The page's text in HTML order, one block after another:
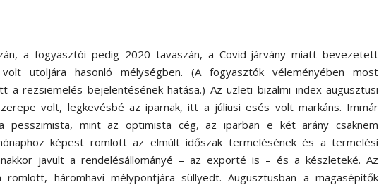
a fogyasztói pedig 2020 tavaszán, a Covid-járvány miatt bevezetett
utoljára hasonló mélységben. (A fogyasztók véleményében most
a rezsiemelés bejelentésének hatása.) Az üzleti bizalmi index augusztusi
volt, legkevésbé az iparnak, itt a júliusi esés volt markáns. Immár
pesszimista, mint az optimista cég, az iparban e két arány csaknem
képest romlott az elmúlt időszak termelésének és a termelési
javult a rendelésállományé – az exporté is – és a készleteké. Az
háromhavi mélypontjára süllyedt. Augusztusban a magasépítők